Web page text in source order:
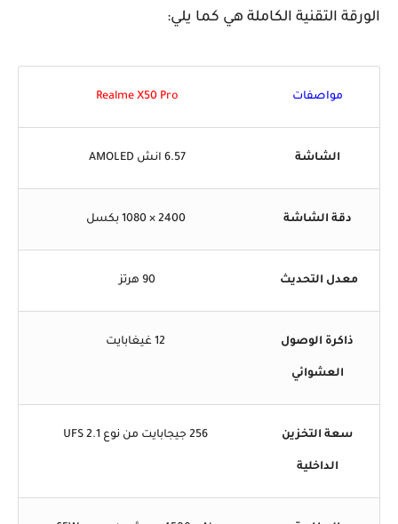
الورقة التقنية الكاملة هي كما يلي:
مواصفات Realme X50 Pro
الشاشة 6.57 انش AMOLED
دقة الشاشة 2400 × 1080 بكسل
معدل التحديث 90 هرتز
ذاكرة الوصول
العشوائي
سعة التخزين
الداخلية